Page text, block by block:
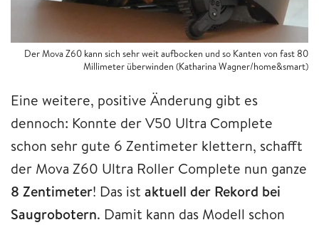
Der Mova Z60 kann sich sehr weit aufbocken und so Kanten von fast 80
Millimeter überwinden (Katharina Wagner/home&smart)
Eine weitere, positive Änderung gibt es
dennoch: Konnte der V50 Ultra Complete
schon sehr gute 6 Zentimeter klettern, schafft
der Mova Z60 Ultra Roller Complete nun ganze
8 Zentimeter! Das ist aktuell der Rekord bei
Saugrobotern. Damit kann das Modell schon